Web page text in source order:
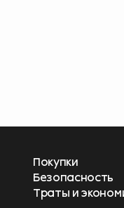
Покупки
Безопасность
Траты и
Больше
начать